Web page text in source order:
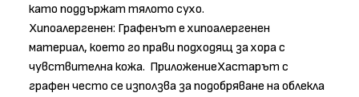
като поддържат тялото сухо.
Хипоалергенен: Графенът е хипоалергенен
материал, което го прави подходящ за хора с
чувствителна кожа. ПриложениеХастарът с
графен често се използва за подобряване на облекла